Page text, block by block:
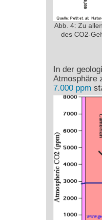
Abb. 4: Zu
des CO2-
In der
Atmosphäre
7.000 ppm